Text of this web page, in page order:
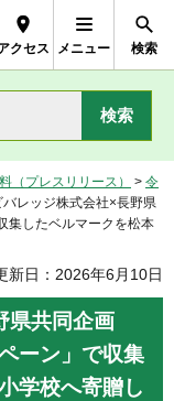
クセス メニュー 検索
（プレスリリース） > 令
バレッジ株式会社×長野県
集したベルマークを松本
新日：2026年6月10日
県共同企画
ーン」で収集
学校へ寄贈し